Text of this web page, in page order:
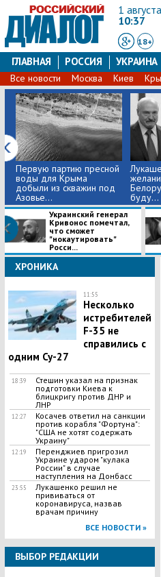
1
10:37
18+
ГЛАВНАЯ РОССИЯ УКРАИНА
Все новости Москва Киев
Первую партию пресной
воды для Крыма
добыли из скважин под
Азовье... буду...
Украинский генерал
Кривонос помечтал,
что сможет
"нокаутировать"
Росси...
ХРОНИКА
11:55
Несколько
истребителей
F-35 не
справились с
одним Су-27
18:39
Стешин указал на признак
подготовки Киева к
блицкригу против ДНР и
ЛНР
12:27
​Косачев ответил на санкции
против корабля "Фортуна":
"США не хотят содержать
Украину"
12:19
Перенджиев пригрозил
Украине ударом "кулака
России" в случае
наступления на Донбасс
23:55
Лукашенко решил не
прививаться от
коронавируса, назвав
врачам причину
ВСЕ НОВОСТИ »
ВЫБОР РЕДАКЦИИ